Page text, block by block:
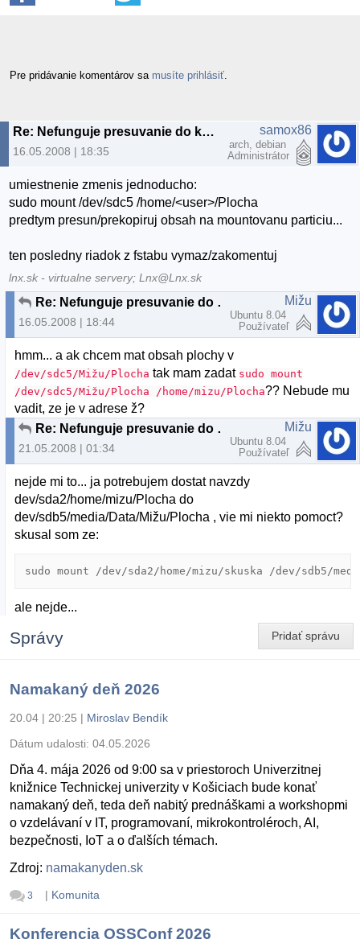
Pre pridávanie komentárov sa musíte prihlásiť
Re: Nefunguje presuvanie do kosa
16.05.2008 | 18:35
samox86
arch, debian
Administrátor
umiestnenie zmenis jednoducho:
sudo mount /dev/sdc5 /home/<user>/Plocha
predtym presun/prekopiruj obsah na mountovanu particiu...
ten posledny riadok z fstabu vymaz/zakomentuj
lnx.sk - virtualne servery; Lnx@Lnx.sk
Re: Nefunguje presuvanie do kosa
16.05.2008 | 18:44
Mižu
Ubuntu 8.04
Používateľ
hmm... a ak chcem mat obsah plochy v
/dev/sdc5/Mižu/Plocha tak mam zadat sudo mount
/dev/sdc5/Mižu/Plocha /home/mizu/Plocha?? Nebude mu
vadit, ze je v adrese ž?
Re: Nefunguje presuvanie do kosa
21.05.2008 | 01:34
Mižu
Ubuntu 8.04
Používateľ
nejde mi to... ja potrebujem dostat navzdy
dev/sda2/home/mizu/Plocha do
dev/sdb5/media/Data/Mižu/Plocha , vie mi niekto pomoct?
skusal som ze:
sudo mount /dev/sda2/home/mizu/skuska /dev/sdb5/
ale nejde...
Pridať správu
Správy
Namakaný deň 2026
20.04 | 20:25 | Miroslav Bendík
Dátum udalosti: 04.05.2026
Dňa 4. mája 2026 od 9:00 sa v priestoroch Univerzitnej
knižnice Technickej univerzity v Košiciach bude konať
namakaný deň, teda deň nabitý prednáškami a workshopmi
o vzdelávaní v IT, programovaní, mikrokontroléroch, AI,
bezpečnosti, IoT a o ďalších témach.
Zdroj: namakanyden.sk
3 | Komunita
Konferencia OSSConf 2026